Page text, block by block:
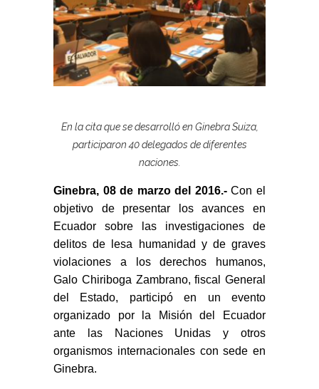
En la cita que se desarrolló en Ginebra Suiza,
participaron 40 delegados de diferentes
naciones.
Ginebra, 08 de marzo del 2016.-Con el
objetivo de presentar los avances en
Ecuador sobre las investigaciones de
delitos de lesa humanidad y de graves
violaciones a los derechos humanos,
Galo Chiriboga Zambrano, fiscal General
del Estado, participó en un evento
organizado por la Misión del Ecuador
ante las Naciones Unidas y otros
organismos internacionales con sede en
Ginebra.